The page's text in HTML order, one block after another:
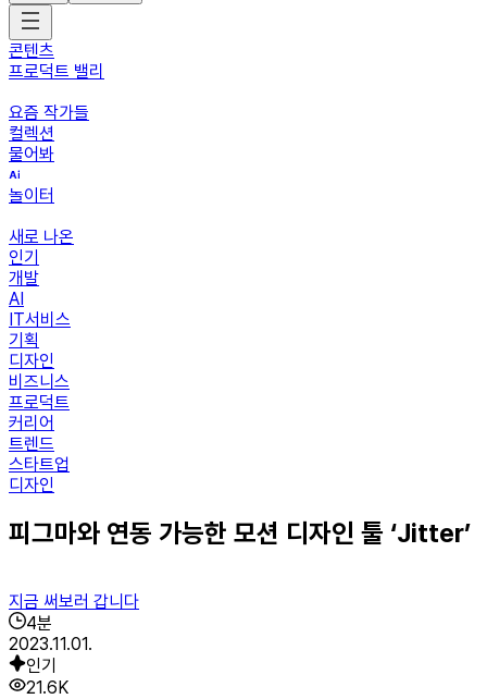
콘텐츠
프로덕트 밸리
요즘 작가들
컬렉션
물어봐
놀이터
새로 나온
인기
개발
AI
IT서비스
기획
디자인
비즈니스
프로덕트
커리어
트렌드
스타트업
디자인
피그마와 연동 가능한 모션 디자인 툴 ‘Jitter’
지금 써보러 갑니다
4분
2023.11.01.
인기
21.6K